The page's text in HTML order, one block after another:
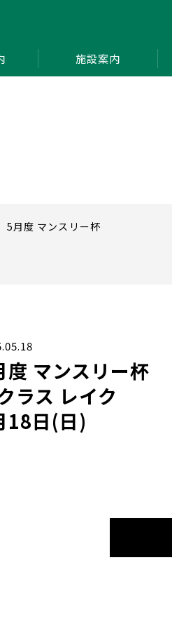
施設案内
月度 マンスリー杯
度 マンスリー杯
ラス レイク
18日(日)